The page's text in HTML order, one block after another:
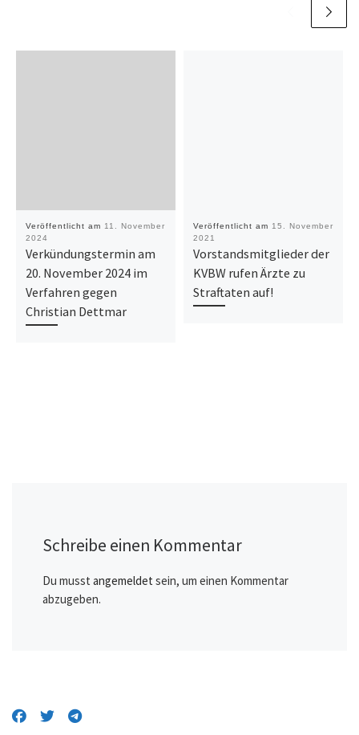
Veröffentlicht am 11. November
2024
Verkündungstermin am
20. November 2024 im
Verfahren gegen
Christian Dettmar
Veröffentlicht am 15. November
2021
Vorstandsmitglieder der
KVBW rufen Ärzte zu
Straftaten auf!
Schreibe einen Kommentar
Du musst angemeldet sein, um einen Kommentar
abzugeben.